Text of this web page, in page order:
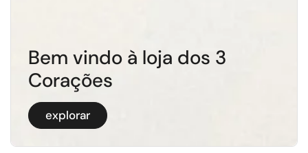
Bem vindo à loja dos 3
Corações
explorar